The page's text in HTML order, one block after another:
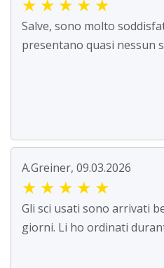
Salve, sono molto
presentano quasi nessun
A.Greiner, 09.03.2026
★ ★ ★ ★ ★
Gli sci usati sono arrivati
giorni. Li ho ordinati